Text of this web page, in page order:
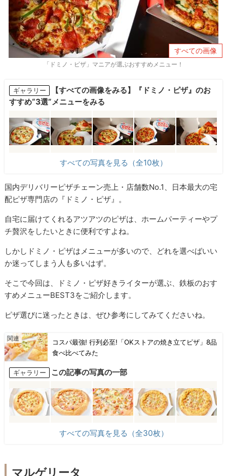
すべての画像
「ドミノ・ピザ」マニアが選ぶおすすめメニュー！
ギャラリー
【すべての画像をみる】『ドミノ・ピザ』のお
すすめ“3選”メニューをみる
すべての写真を見る（全10枚）
国内デリバリーピザチェーン売上・店舗数No.1、日本最大の宅
配ピザ専門店の『ドミノ・ピザ』。
自宅に届けてくれるアツアツのピザは、ホームパーティーやプ
チ贅沢をしたいときに便利ですよね。
しかしドミノ・ピザはメニューが多いので、どれを選べばいい
か迷ってしまう人も多いはず。
そこで今回は、ドミノ・ピザ好きライターが選ぶ、鉄板のおす
すめメニューBEST3をご紹介します。
ピザ選びに迷ったときは、ぜひ参考にしてみてくださいね。
コスパ最強! 行列必至!「OKストアの焼き立てピザ」8品
食べ比べてみた
ギャラリー この記事の写真の一部
すべての写真を見る（全30枚）
マルゲリータ